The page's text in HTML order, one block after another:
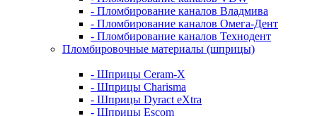
- Пломбирование каналов Владмива
- Пломбирование каналов Омега-Дент
- Пломбирование каналов Технодент
Пломбировочные материалы (шприцы)
- Шприцы Ceram-X
- Шприцы Charisma
- Шприцы Dyract eXtra
- Шприцы Escom